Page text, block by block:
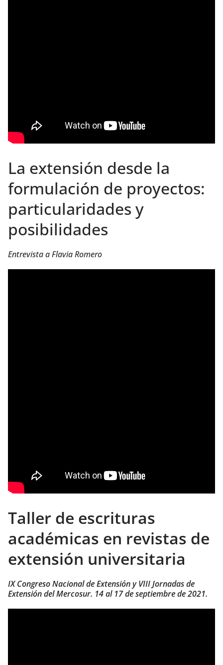
La extensión desde la
formulación de proyectos:
particularidades y
posibilidades
Entrevista a Flavia Romero
Taller de escrituras
académicas en revistas de
extensión universitaria
IX Congreso Nacional de Extensión y VIII Jornadas de
Extensión del Mercosur. 14 al 17 de septiembre de 2021.